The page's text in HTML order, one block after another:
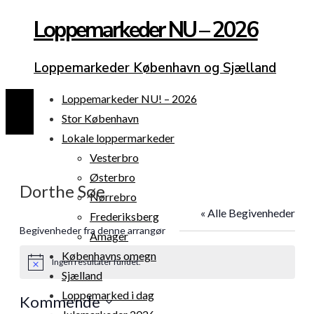
Loppemarkeder NU – 2026
Loppemarkeder København og Sjælland
Loppemarkeder NU! – 2026
Stor København
Lokale loppermarkeder
Vesterbro
Østerbro
Nørrebro
Frederiksberg
Amager
Københavns omegn
Sjælland
Loppemarked i dag
Dorthe Søe
« Alle Begivenheder
Begivenheder fra denne arrangør
NoticeIngen resultater fundet.
Kommende